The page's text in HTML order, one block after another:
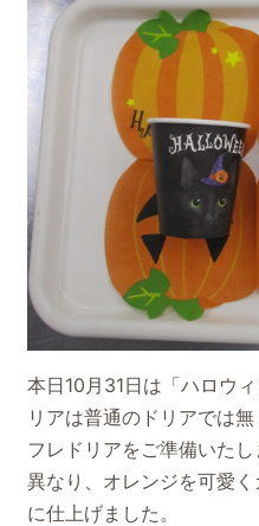
本日10月31日は「ハロウ
リアは普通のドリアでは
フレドリアをご準備いた
異なり、オレンジを可愛
に仕上げました。